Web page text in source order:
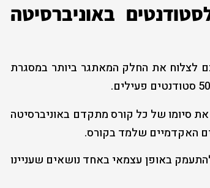
באוניברסיטה
לצלוח את החלק המאתגר ביותר במסגרת
את סיומו של כל קורס מתקדם באוניברסיטה
האקדמיים שלמד בקורס.
באופן עצמאי באחד נושאים שעניינו